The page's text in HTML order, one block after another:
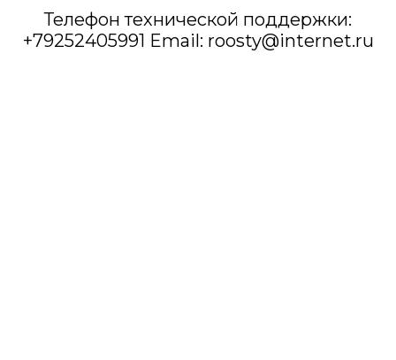
Телефон технической поддержки:
+79252405991 Email: roosty@internet.ru